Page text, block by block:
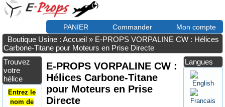
PANIER Commander Mon compte
Boutique Usine : Accueil » E-PROPS VORPALINE CW : Hélices
Carbone-Titane pour Moteurs en Prise Directe
Trouvez
votre
hélice
Entrez le
nom de
E-PROPS VORPALINE CW :
Hélices Carbone-Titane
pour Moteurs en Prise
Directe
Langues